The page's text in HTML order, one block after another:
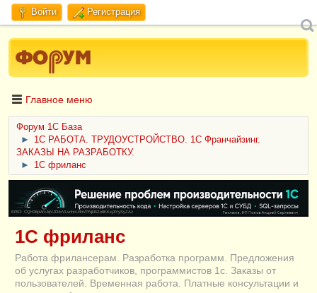
Войти Регистрация
Главное меню
Форум 1C База
►
1С РАБОТА. ТРУДОУСТРОЙСТВО. 1С Франчайзинг.
ЗАКАЗЫ НА РАЗРАБОТКУ.
►
1С фриланс
ERID: CQH36pWzJqVJD4xVLsnhcU4hVPNjkBZe8KKxjJiYySyZAz
1С фриланс
Работа фрилансерам. Разработка программ. Предложения
об услугах разработчиков, программистов 1с. Заказы от
пользователей. Временная работа. Платные консультации и